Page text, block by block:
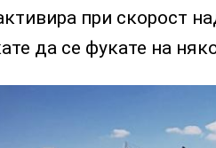
при скорост
да се фукате на